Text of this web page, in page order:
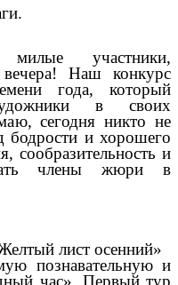
милые участники,
Наш конкурс
года, который
в своих
сегодня никто не
бодрости и хорошего
сообразительность и
члены жюри в
лист осенний»
познавательную и